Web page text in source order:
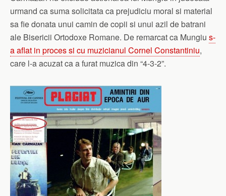
urmand ca suma solicitata ca prejudiciu moral si material
sa fie donata unui camin de copii si unui azil de batrani
ale Bisericii Ortodoxe Romane. De remarcat ca Mungiu s-
a aflat in proces si cu muzicianul Cornel Constantiniu,
care l-a acuzat ca a furat muzica din “4-3-2”.